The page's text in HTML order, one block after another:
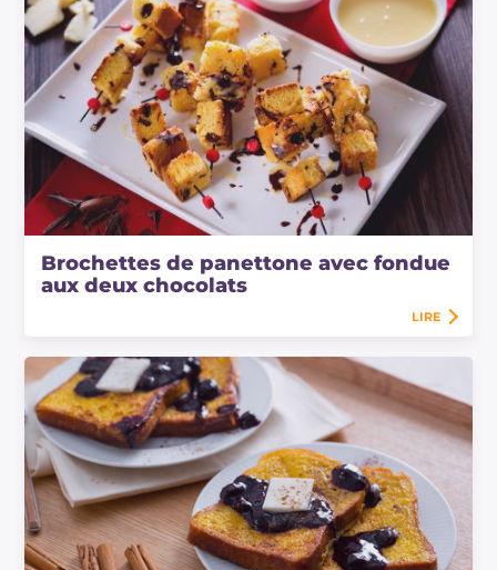
Brochettes de panettone avec fondue
aux deux chocolats
LIRE